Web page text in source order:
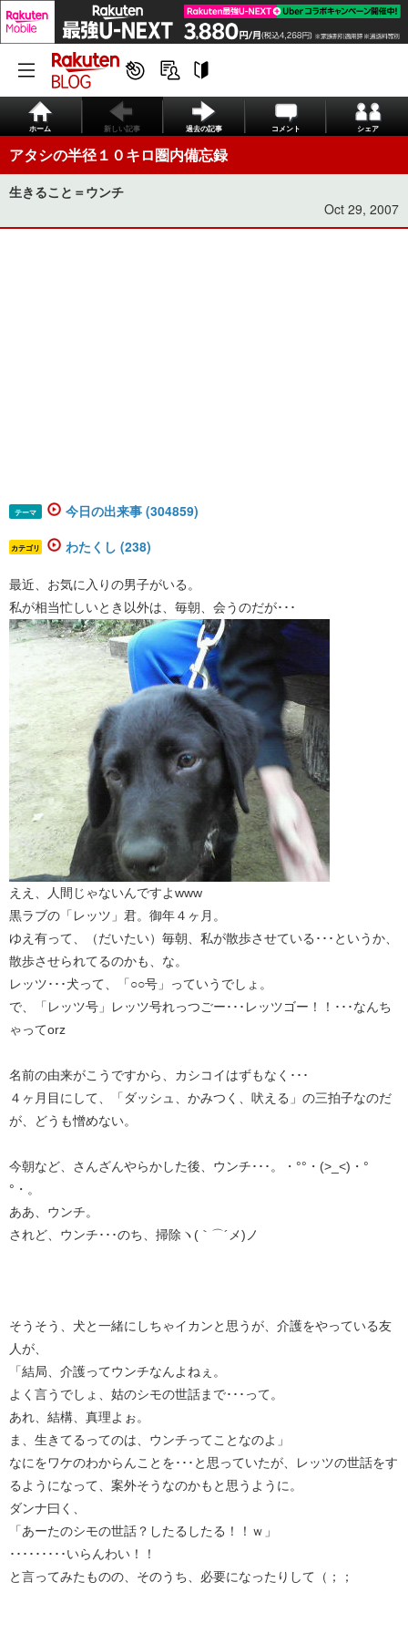
ホーム 新しい記事 過去の記事 コメント シェア
アタシの半径１０キロ圏内備忘録
生きること＝ウンチ
Oct 29, 2007
テーマ 今日の出来事 (304859)
カテゴリ わたくし (238)
最近、お気に入りの男子がいる。
私が相当忙しいとき以外は、毎朝、会うのだが･･･
ええ、人間じゃないんですよwww
黒ラブの「レッツ」君。御年４ヶ月。
ゆえ有って、（だいたい）毎朝、私が散歩させている･･･というか、
散歩させられてるのかも、な。
レッツ･･･犬って、「○○号」っていうでしょ。
で、「レッツ号」レッツ号れっつごー･･･レッツゴー！！･･･なんち
ゃってorz
名前の由来がこうですから、カシコイはずもなく･･･
４ヶ月目にして、「ダッシュ、かみつく、吠える」の三拍子なのだ
が、どうも憎めない。
今朝など、さんざんやらかした後、ウンチ･･･。・°°・(>_<)・°
°・。
ああ、ウンチ。
されど、ウンチ･･･のち、掃除ヽ(｀⌒´メ)ノ
そうそう、犬と一緒にしちゃイカンと思うが、介護をやっている友
人が、
「結局、介護ってウンチなんよねぇ。
よく言うでしょ、姑のシモの世話まで･･･って。
あれ、結構、真理よぉ。
ま、生きてるってのは、ウンチってことなのよ」
なにをワケのわからんことを･･･と思っていたが、レッツの世話をす
るようになって、案外そうなのかもと思うように。
ダンナ曰く、
「あーたのシモの世話？したるしたる！！ｗ」
･････････いらんわい！！
と言ってみたものの、そのうち、必要になったりして（；；